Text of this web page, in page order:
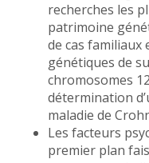
recherches les
patrimoine
de cas familiaux
génétiques de
chromosomes
détermination
maladie de
Les facteurs
premier plan